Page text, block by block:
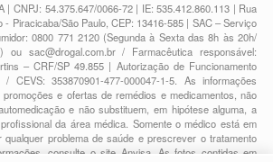
| CNPJ: 54.375.647/0066-72 | IE: 535.412.860.113 | Rua
- Piracicaba/São Paulo, CEP: 13416-585 | SAC – Serviço
0800 771 2120 (Segunda à Sexta das 8h às 20h/
ou sac@drogal.com.br/ Farmacêutica responsável:
– CRF/SP 49.855 | Autorização de Funcionamento
CEVS: 353870901-477-000047-1-5. As informações
e ofertas de remédios e medicamentos, não
e não substituem, em hipótese alguma, a
da área médica. Somente o médico está em
qualquer problema de saúde e prescrever o tratamento
consulte o site Anvisa. As fotos contidas em